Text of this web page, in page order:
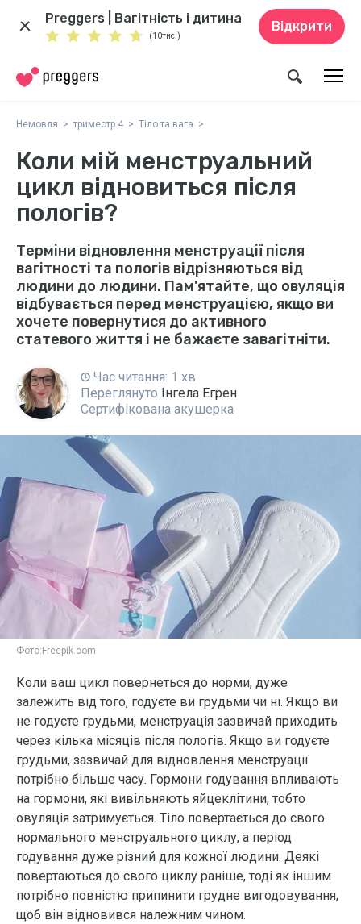
Preggers | Вагітність і дитина
(10тис.)
Відкрити
Немовля триместр 4 Тіло та вага
Коли мій менструальний
цикл відновиться після
пологів?
Терміни відновлення менструації після
вагітності та пологів відрізняються від
людини до людини. Пам'ятайте, що овуляція
відбувається перед менструацією, якщо ви
хочете повернутися до активного
статевого життя і не бажаєте завагітніти.
Час читання: 1 хв
Переглянуто Інгела Егрен
Сертифікована акушерка
Фото: Freepik.com
Коли ваш цикл повернеться до норми, дуже
залежить від того, годуєте ви грудьми чи ні. Якщо ви
не годуєте грудьми, менструація зазвичай приходить
через кілька місяців після пологів. Якщо ви годуєте
грудьми, зазвичай для відновлення менструації
потрібно більше часу. Гормони годування впливають
на гормони, які вивільняють яйцеклітини, тобто
овуляція затримується. Тіло повертається до свого
нормального менструального циклу, а період
годування дуже різний для кожної людини. Деякі
повертаються до свого циклу раніше, тоді як іншим
потрібно повністю припинити грудне вигодовування,
щоб він відновився належним чином.